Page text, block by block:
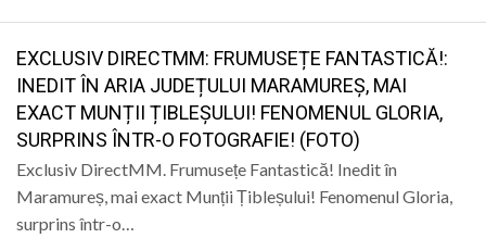
SANATATE
SPORT
SPECIAL
LIFE
EXCLUSIV DIRECTMM: FRUMUSEȚE FANTASTICĂ!:
INEDIT ÎN ARIA JUDEȚULUI MARAMUREȘ, MAI
EXACT MUNȚII ȚIBLEȘULUI! FENOMENUL GLORIA,
SURPRINS ÎNTR-O FOTOGRAFIE! (FOTO)
Exclusiv DirectMM. Frumusețe Fantastică! Inedit în
Maramureș, mai exact Munții Țibleșului! Fenomenul Gloria,
surprins într-o…